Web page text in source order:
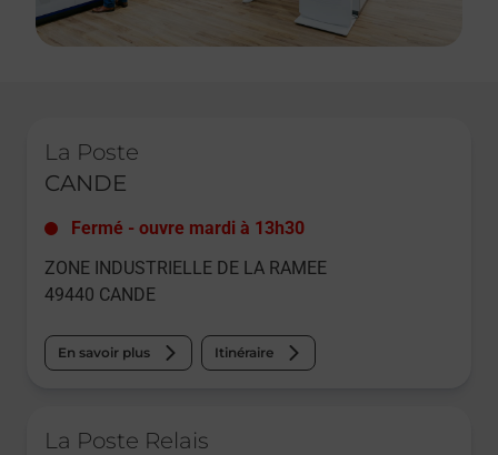
La Poste
CANDE
Fermé - ouvre mardi à 13h30
ZONE INDUSTRIELLE DE LA RAMEE
49440 CANDE
En savoir plus Itinéraire
La Poste Relais